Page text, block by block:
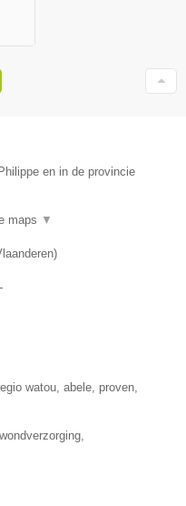
en in de provincie
maps ▼
)
-
watou, abele, proven,